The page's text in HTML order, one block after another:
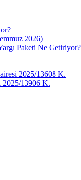
2026)
Paketi Ne Getiriyor?
2025/13608 K.
2025/13906 K.